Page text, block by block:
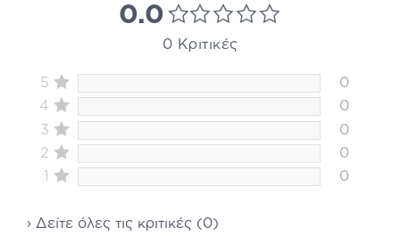
0.0
0 Κριτικές
5
0
4
0
3
0
2
0
1
0
› Δείτε όλες τις κριτικές (0)